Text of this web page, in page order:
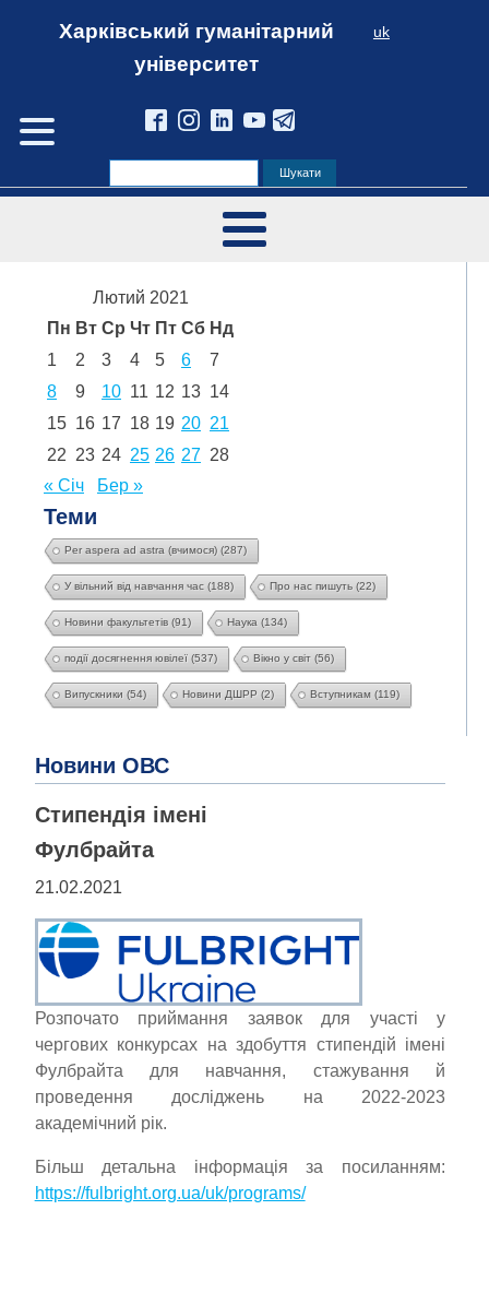
Харківський гуманітарний
університет
uk
Лютий 2021
Пн Вт Ср Чт Пт Сб Нд
1
2 3 4 5 6
7
8
9 10 11 12 13 14
15 16 17 18 19 20 21
22 23 24 25 26 27 28
« Січ
Бер »
Теми
Per aspera ad astra (вчимося) (287)
У вільний від навчання час (188) Про нас пишуть (22)
Новини факультетів (91) Наука (134)
події досягнення ювілеї (537) Вікно у світ (56)
Випускники (54) Новини ДШРР (2) Вступникам (119)
Новини ОВС
Стипендія імені
Фулбрайта
21.02.2021
Розпочато приймання заявок для участі у
чергових конкурсах на здобуття стипендій імені
Фулбрайта для навчання, стажування й
проведення досліджень на 2022-2023
академічний рік.
Більш детальна інформація за посиланням:
https://fulbright.org.ua/uk/programs/